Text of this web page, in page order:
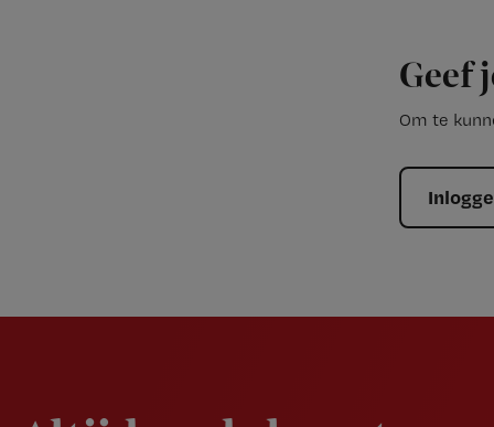
Geef
Om te